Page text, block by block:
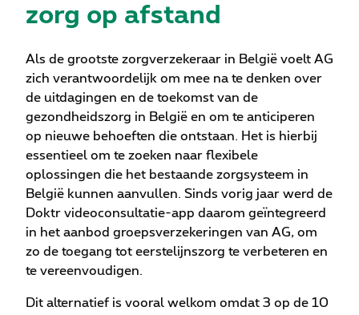
zorg op afstand
Als de grootste zorgverzekeraar in België voelt AG
zich verantwoordelijk om mee na te denken over
de uitdagingen en de toekomst van de
gezondheidszorg in België en om te anticiperen
op nieuwe behoeften die ontstaan. Het is hierbij
essentieel om te zoeken naar flexibele
oplossingen die het bestaande zorgsysteem in
België kunnen aanvullen. Sinds vorig jaar werd de
Doktr videoconsultatie-app daarom geïntegreerd
in het aanbod groepsverzekeringen van AG, om
zo de toegang tot eerstelijnszorg te verbeteren en
te vereenvoudigen.
Dit alternatief is vooral welkom omdat 3 op de 10